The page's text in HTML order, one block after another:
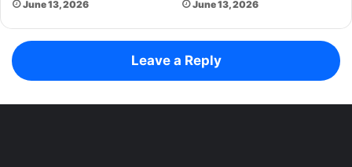
June 13, 2026 June 13, 2026
Leave a Reply